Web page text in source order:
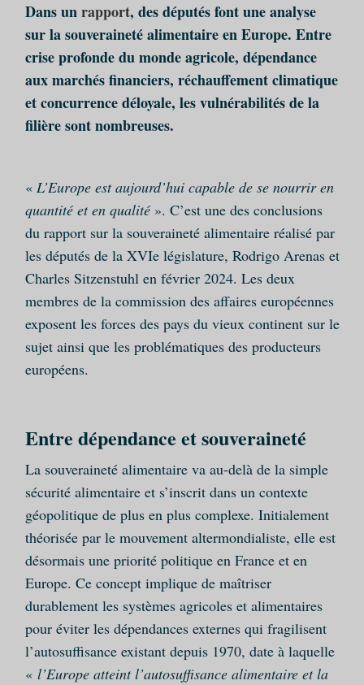
Dans unrapport, des députés font une analyse
sur la souveraineté alimentaire en Europe. Entre
crise profonde du monde agricole, dépendance
aux marchés financiers, réchauffement climatique
et concurrence déloyale, les vulnérabilités de la
filière sont nombreuses.
« L’Europe est aujourd’hui capable de se nourrir en
quantité et en qualité». C’est une des conclusions
du rapport sur la souveraineté alimentaire réalisé par
les députés de la XVIe législature, Rodrigo Arenas et
Charles Sitzenstuhl en février 2024. Les deux
membres de la commission des affaires européennes
exposent les forces des pays du vieux continent sur le
sujet ainsi que les problématiques des producteurs
européens.
Entre dépendance et souveraineté
La souveraineté alimentaire va au-delà de la simple
sécurité alimentaire et s’inscrit dans un contexte
géopolitique de plus en plus complexe. Initialement
théorisée par le mouvement altermondialiste, elle est
désormais une priorité politique en France et en
Europe. Ce concept implique de maîtriser
durablement les systèmes agricoles et alimentaires
pour éviter les dépendances externes qui fragilisent
l’autosuffisance existant depuis 1970, date à laquelle
« l’Europe atteint l’autosuffisance alimentaire et la